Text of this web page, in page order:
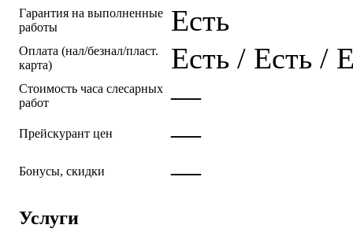
Гарантия на выполненные
работы
Есть
Оплата (нал/безнал/пласт.
карта)
Есть / Есть /
Стоимость часа слесарных
работ
—
Прейскурант цен —
Бонусы, скидки —
Услуги